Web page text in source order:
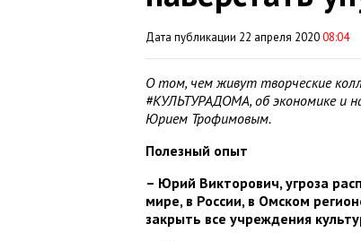
Дата публикации 22 апреля 202008:04
О том, чем живут творческие
#КУЛЬТУРАДОМА, об экономике и
Юрием Трофимовым.
Полезный опыт
– Юрий Викторович, угроза
мире, в России, в Омском
закрыть все учреждения